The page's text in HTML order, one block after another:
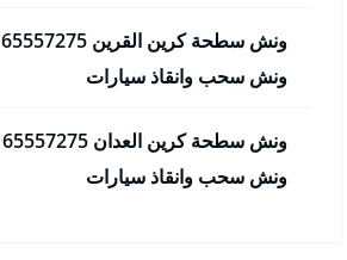
ونش سطحة كرين القرين 65557275
ونش سحب وانقاذ سيارات
ونش سطحة كرين العدان 65557275
ونش سحب وانقاذ سيارات